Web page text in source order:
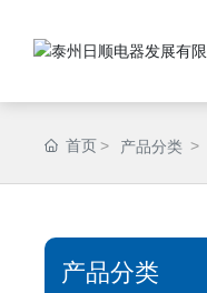
首页 产品分类
产品分类